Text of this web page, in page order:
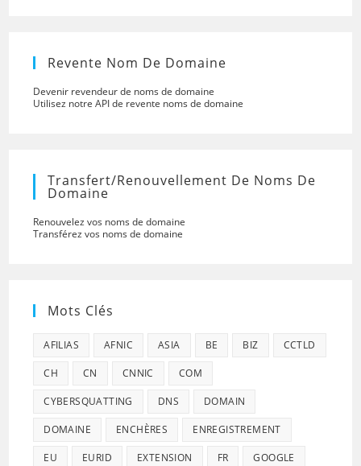
Revente Nom De Domaine
Devenir revendeur de noms de domaine
Utilisez notre API de revente noms de domaine
Transfert/renouvellement De Noms De
Domaine
Renouvelez vos noms de domaine
Transférez vos noms de domaine
Mots Clés
AFILIAS AFNIC ASIA BE BIZ CCTLD
CH CN CNNIC COM
CYBERSQUATTING DNS DOMAIN
DOMAINE ENCHÈRES ENREGISTREMENT
EU EURID EXTENSION FR GOOGLE